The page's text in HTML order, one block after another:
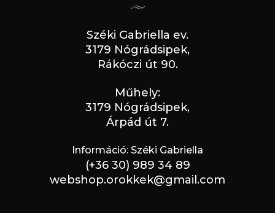
Széki Gabriella ev.
3179 Nógrádsipek,
Rákóczi út 90.
Műhely:
3179 Nógrádsipek,
Árpád út 7.
Információ: Széki Gabriella
(+36 30) 989 34 89
webshop.orokkek@gmail.com